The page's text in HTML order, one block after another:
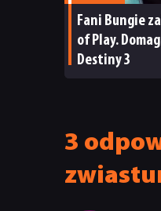
Fani Bungie
of Play.
Destiny 3
3